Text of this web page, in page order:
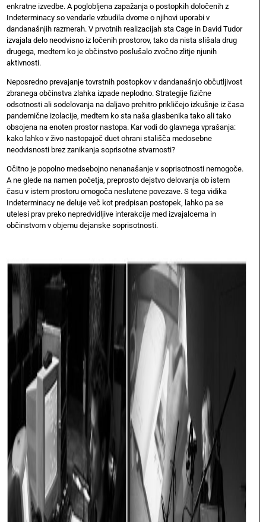
enkratne izvedbe. A poglobljena zapažanja o postopkih določenih z
Indeterminacy so vendarle vzbudila dvome o njihovi uporabi v
dandanašnjih razmerah. V prvotnih realizacijah sta Cage in David Tudor
izvajala delo neodvisno iz ločenih prostorov, tako da nista slišala drug
drugega, medtem ko je občinstvo poslušalo zvočno zlitje njunih
aktivnosti.
Neposredno prevajanje tovrstnih postopkov v dandanašnjo občutljivost
zbranega občinstva zlahka izpade neplodno. Strategije fizične
odsotnosti ali sodelovanja na daljavo prehitro prikličejo izkušnje iz časa
pandemične izolacije, medtem ko sta naša glasbenika tako ali tako
obsojena na enoten prostor nastopa. Kar vodi do glavnega vprašanja:
kako lahko v živo nastopajoč duet ohrani stališča medosebne
neodvisnosti brez zanikanja soprisotne stvarnosti?
Očitno je popolno medsebojno nenanašanje v soprisotnosti nemogoče.
A ne glede na namen početja, preprosto dejstvo delovanja ob istem
času v istem prostoru omogoča neslutene povezave. S tega vidika
Indeterminacy ne deluje več kot predpisan postopek, lahko pa se
utelesi prav preko nepredvidljive interakcije med izvajalcema in
občinstvom v objemu dejanske soprisotnosti.